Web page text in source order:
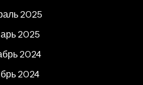
2025
2025
2024
2024